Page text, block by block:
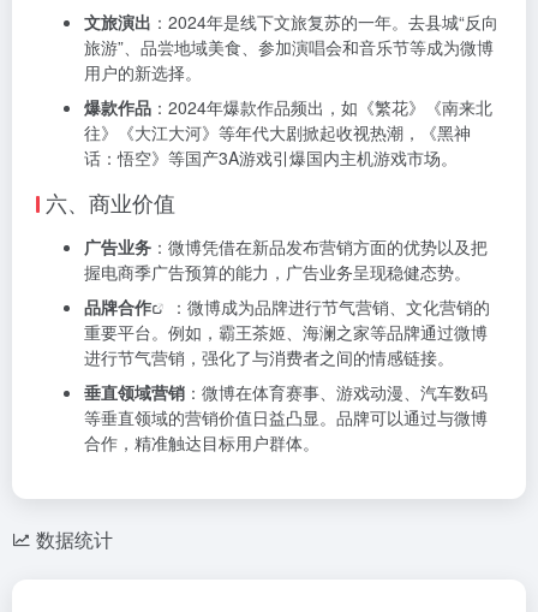
文旅演出 ：2024年是线下文旅复苏的一年。去县城“反向
旅游”、品尝地域美食、参加演唱会和音乐节等成为微博
用户的新选择。
爆款作品 ：2024年爆款作品频出，如《繁花》《南来北
往》《大江大河》等年代大剧掀起收视热潮，《黑神
话：悟空》等国产3A游戏引爆国内主机游戏市场。
六、商业价值
广告业务 ：微博凭借在新品发布营销方面的优势以及把
握电商季广告预算的能力，广告业务呈现稳健态势。
品牌合作
：微博成为品牌进行节气营销、文化营销的
重要平台。例如，霸王茶姬、海澜之家等品牌通过微博
进行节气营销，强化了与消费者之间的情感链接。
垂直领域营销 ：微博在体育赛事、游戏动漫、汽车数码
等垂直领域的营销价值日益凸显。品牌可以通过与微博
合作，精准触达目标用户群体。
数据统计